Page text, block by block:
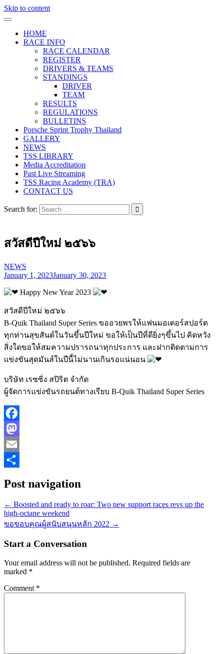
Skip to content
HOME
RACE INFO
RACE CALENDAR
REGISTER
DRIVERS & TEAMS
STANDINGS
DRIVER
TEAM
RESULTS
REGULATIONS
BULLETINS
Porsche Sprint Trophy Thailand
GALLERY
NEWS
TSS LIBRARY
Media Accreditation
Past Live Streaming
TSS Racing Academy (TRA)
CONTACT US
Search for:
สวัสดีปีใหม่ ๒๕๖๖
NEWS
January 1, 2023January 30, 2023
Happy New Year 2023
สวัสดีปีใหม่ ๒๕๖๖
B-Quik Thailand Super Series ขออวยพรให้แฟนมอเตอร์สปอร์ต
ทุกท่านสุขสันต์ในวันขึ้นปีใหม่ ขอให้เป็นปีที่ดียิ่งๆขึ้นไป คิดหวัง
สิ่งใดขอให้สมความปรารถนาทุกประการ และฝากติดตามการ
แข่งขันสุดมันส์ในปีนี้ไม่นานเกินรอแน่นอน
บริษัท เรซซิ่ง สปิริต จำกัด
ผู้จัดการแข่งขันรถยนต์ทางเรียบ B-Quik Thailand Super Series
Facebook
Mastodon
Email
Post navigation
← Boosted and ready to roar: Two new support races revs up the
high-octane weekend
ขอขอบคุณผู้สนับสนุนหลัก 2022 →
Start a Conversation
Your email address will not be published. Required fields are
marked *
Comment *